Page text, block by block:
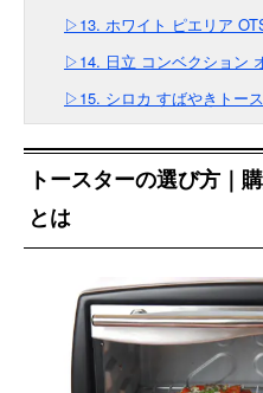
▷13. ホワイト ピエリア
▷14. 日立 コンベクション
▷15. シロカ すばやきトー
トースターの選び方｜
とは